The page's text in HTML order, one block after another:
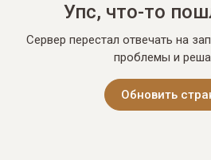
Упс, что-то
Сервер перестал отвечать на
проблемы и
Обновить